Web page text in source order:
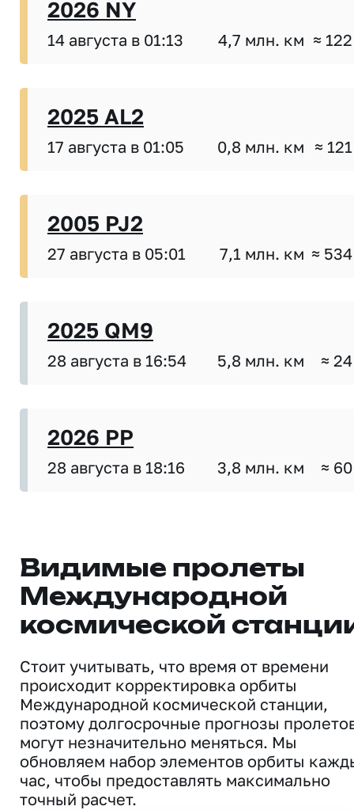
2026 NY
14 августа в 01:13 4,7 млн. км ≈
2025 AL2
17 августа в 01:05 0,8 млн. км ≈
2005 PJ2
27 августа в 05:01 7,1 млн. км ≈
2025 QM9
28 августа в 16:54 5,8 млн. км ≈
2026 PP
28 августа в 18:16 3,8 млн. км ≈
Видимые пролеты
Международной
космической
Стоит учитывать, что время от времени
происходит корректировка орбиты
Международной космической станции,
поэтому долгосрочные прогнозы
могут незначительно меняться. Мы
обновляем набор элементов орбиты
час, чтобы предоставлять максимально
точный расчет.